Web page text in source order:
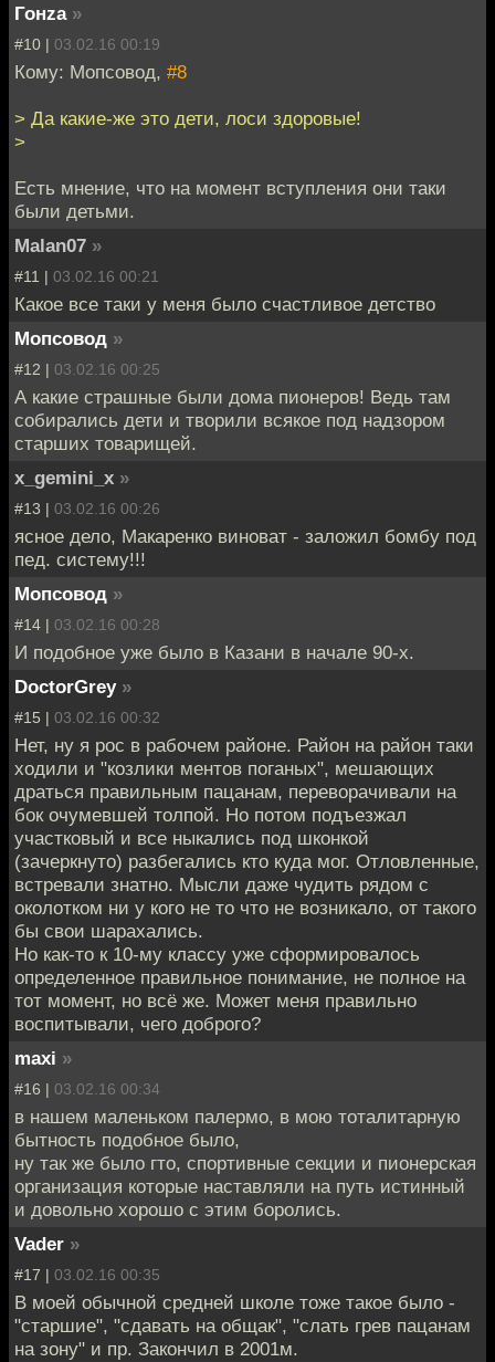
Гонzа »
#10 | 03.02.16 00:19
Кому: Мопсовод, #8
> Да какие-же это дети, лоси здоровые!
>
Есть мнение, что на момент вступления они таки
были детьми.
Malan07 »
#11 | 03.02.16 00:21
Какое все таки у меня было счастливое детство
Мопсовод »
#12 | 03.02.16 00:25
А какие страшные были дома пионеров! Ведь там
собирались дети и творили всякое под надзором
старших товарищей.
x_gemini_x »
#13 | 03.02.16 00:26
ясное дело, Макаренко виноват - заложил бомбу под
пед. систему!!!
Мопсовод »
#14 | 03.02.16 00:28
И подобное уже было в Казани в начале 90-х.
DoctorGrey »
#15 | 03.02.16 00:32
Нет, ну я рос в рабочем районе. Район на район таки
ходили и "козлики ментов поганых", мешающих
драться правильным пацанам, переворачивали на
бок очумевшей толпой. Но потом подъезжал
участковый и все ныкались под шконкой
(зачеркнуто) разбегались кто куда мог. Отловленные,
встревали знатно. Мысли даже чудить рядом с
околотком ни у кого не то что не возникало, от такого
бы свои шарахались.
Но как-то к 10-му классу уже сформировалось
определенное правильное понимание, не полное на
тот момент, но всё же. Может меня правильно
воспитывали, чего доброго?
maxi »
#16 | 03.02.16 00:34
в нашем маленьком палермо, в мою тоталитарную
бытность подобное было,
ну так же было гто, спортивные секции и пионерская
организация которые наставляли на путь истинный
и довольно хорошо с этим боролись.
Vader »
#17 | 03.02.16 00:35
В моей обычной средней школе тоже такое было -
"старшие", "сдавать на общак", "слать грев пацанам
на зону" и пр. Закончил в 2001м.